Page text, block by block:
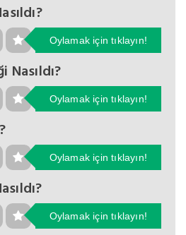
Oylamak için tıklayın!
Nasıldı?
Oylamak için tıklayın!
Oylamak için tıklayın!
Oylamak için tıklayın!